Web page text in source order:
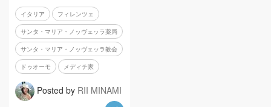
イタリア フィレンツェ
サンタ・マリア・ノッヴェッラ薬局
サンタ・マリア・ノッヴェッラ教会
ドゥオーモ メディチ家
Posted by RII MINAMI